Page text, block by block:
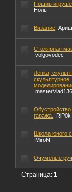
Пошив
Ноль
Вязание
Столярная
volgovodec
Лепка,
скульптурное
Обустройство
гаража.
RiP0k
Школа юного
MiroN
Очумелые
Страница:1